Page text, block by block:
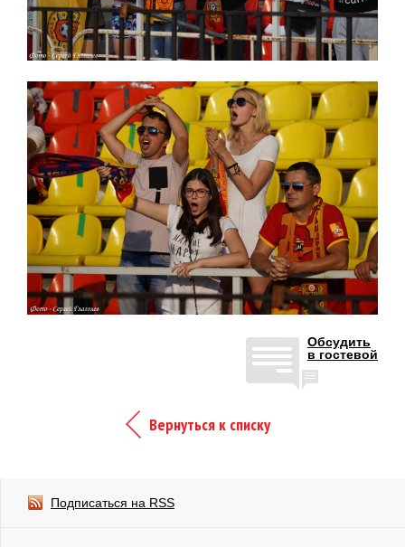
Обсудить
в гостевой
Вернуться к списку
Подписаться на RSS